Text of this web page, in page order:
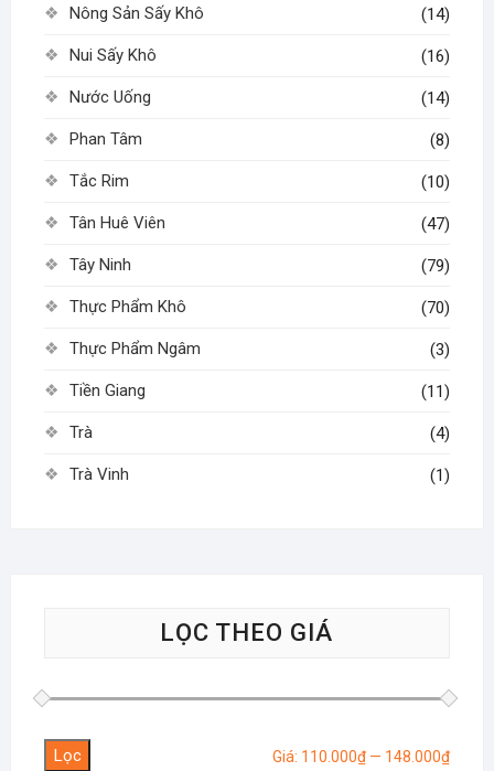
Nông Sản Sấy Khô (14)
Nui Sấy Khô (16)
Nước Uống (14)
Phan Tâm (8)
Tắc Rim (10)
Tân Huê Viên (47)
Tây Ninh (79)
Thực Phẩm Khô (70)
Thực Phẩm Ngâm (3)
Tiền Giang (11)
Trà (4)
Trà Vinh (1)
LỌC THEO GIÁ
Giá
Giá
Lọc Giá: 110.000₫ — 148.000₫